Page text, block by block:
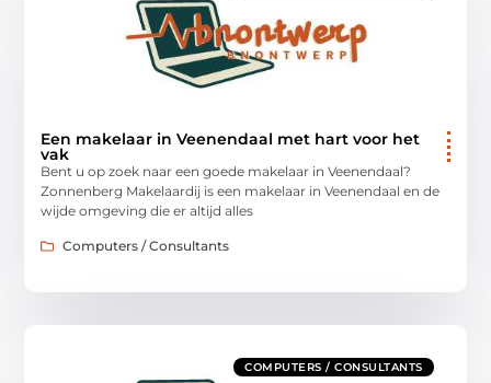
Een makelaar in Veenendaal met hart voor het
vak
Bent u op zoek naar een goede makelaar in Veenendaal?
Zonnenberg Makelaardij is een makelaar in Veenendaal en de
wijde omgeving die er altijd alles
Computers / Consultants
COMPUTERS / CONSULTANTS